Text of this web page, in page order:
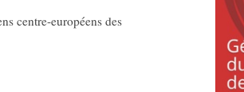
centre-européens des